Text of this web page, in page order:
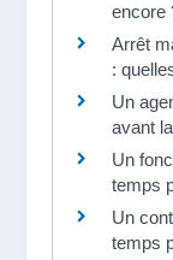
encore
Arrêt
:
Un
avant
Un
temps
Un
temps